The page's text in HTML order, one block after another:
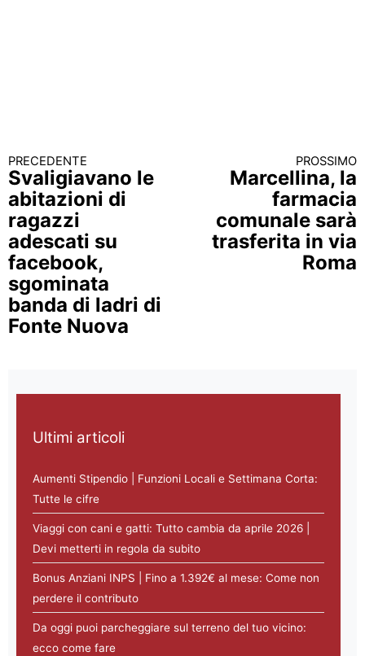
Continua a leggere
PRECEDENTE
Svaligiavano le
abitazioni di
ragazzi
adescati su
facebook,
sgominata
banda di ladri di
Fonte Nuova
PROSSIMO
Marcellina, la
farmacia
comunale sarà
trasferita in via
Roma
Ultimi articoli
Aumenti Stipendio | Funzioni Locali e Settimana Corta:
Tutte le cifre
Viaggi con cani e gatti: Tutto cambia da aprile 2026 |
Devi metterti in regola da subito
Bonus Anziani INPS | Fino a 1.392€ al mese: Come non
perdere il contributo
Da oggi puoi parcheggiare sul terreno del tuo vicino:
ecco come fare